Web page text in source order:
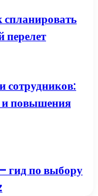
перелет
сотрудников:
и повышения
гид по выбору